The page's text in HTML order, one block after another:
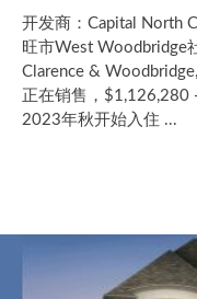
开发商：Capital North
旺市West Woodbridge
Clarence & Woodbridge,
正在销售，$1,126,280
2023年秋开始入住 ...